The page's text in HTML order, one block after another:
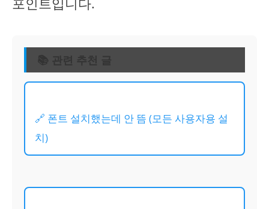
포인트입니다.
📚 관련 추천 글
🔗 폰트 설치했는데 안 뜸 (모든 사용자용 설
치)